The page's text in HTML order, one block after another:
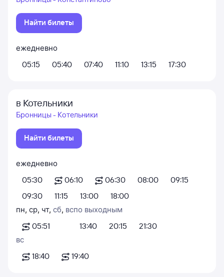
Найти билеты
ежедневно
05:15
05:40 07:40 11:10 13:15 17:30
в Котельники
Бронницы - Котельники
Найти билеты
ежедневно
05:30
06:10 06:30 08:00
09:15
09:30
11:15 13:00
18:00
пн, ср, чт, сб, вс
05:51
по выходным
13:40
20:15
21:30
вс
18:40
19:40